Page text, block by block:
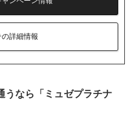
詳細情報
なら「ミュゼプラチナ